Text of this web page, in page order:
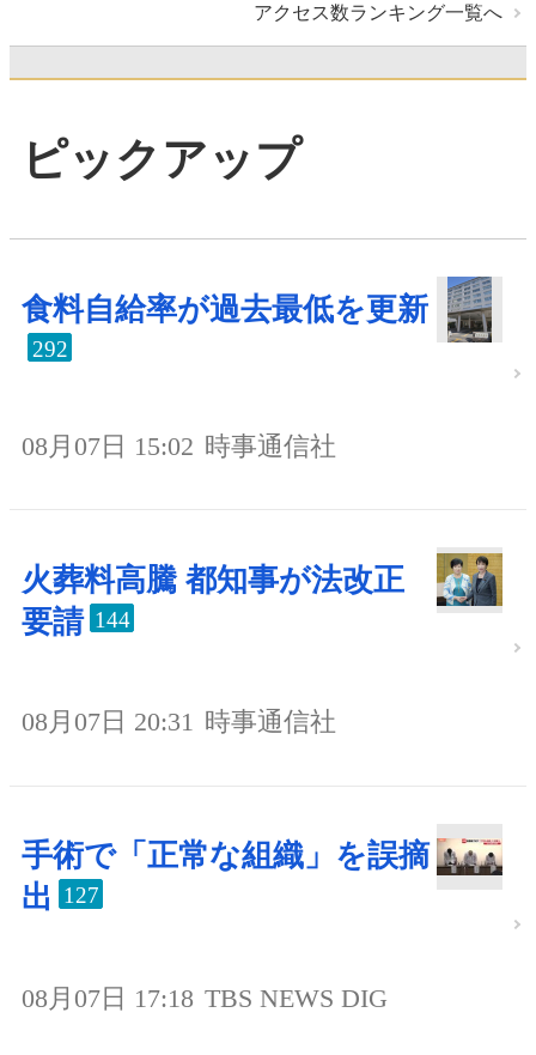
アクセス数ランキング一覧へ
ピックアップ
食料自給率が過去最低を更新
292
08月07日 15:02 時事通信社
火葬料高騰 都知事が法改正
要請 144
08月07日 20:31 時事通信社
手術で「正常な組織」を誤摘
出
127
08月07日 17:18 TBS NEWS DIG